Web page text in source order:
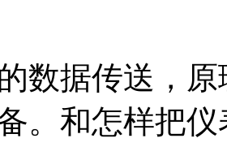
数据传送，
。和怎样把